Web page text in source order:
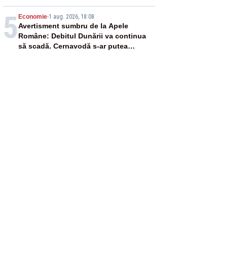
pensii
5 Economie-1 aug. 2026, 18:08
Avertisment sumbru de la Apele
Române: Debitul Dunării va continua
să scadă. Cernavodă s-ar putea